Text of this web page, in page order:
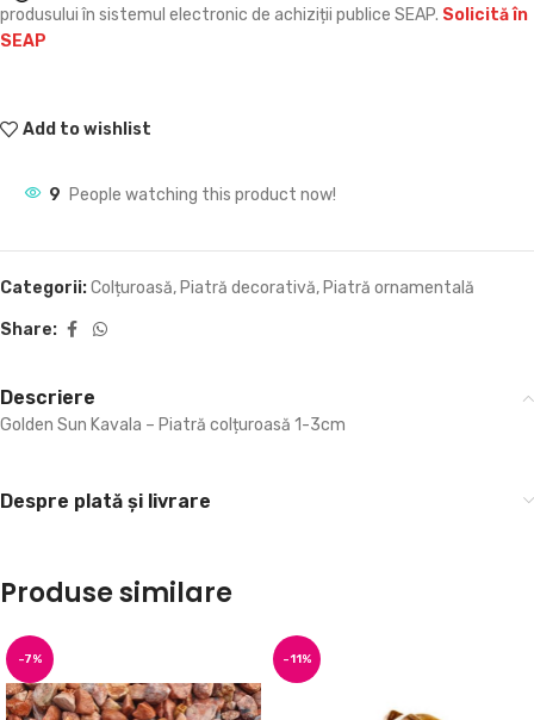
produsului în sistemul electronic de achiziții publice SEAP. Solicită în
SEAP
Add to wishlist
9 People watching this product now!
Categorii:Colțuroasă, Piatră decorativă, Piatră ornamentală
Share:
Descriere
Golden Sun Kavala – Piatră colțuroasă 1-3cm
Despre plată și livrare
Produse similare
-7% -11%